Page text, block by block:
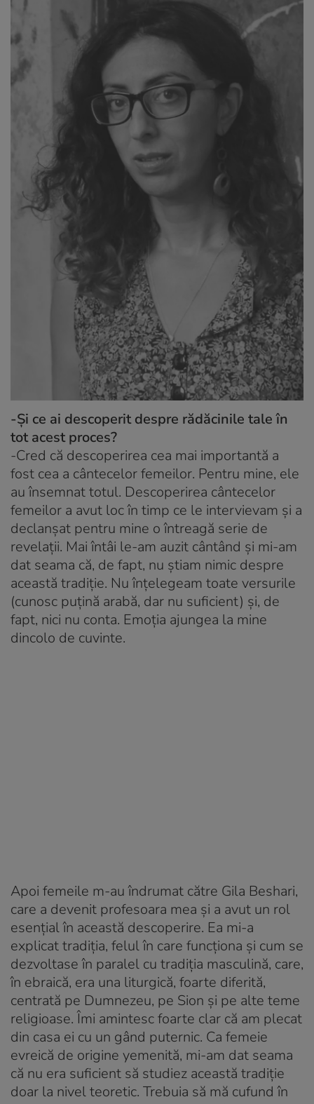
-Și ce ai descoperit despre rădăcinile tale în
tot acest proces?
-Cred că descoperirea cea mai importantă a
fost cea a cântecelor femeilor. Pentru mine, ele
au însemnat totul. Descoperirea cântecelor
femeilor a avut loc în timp ce le intervievam și a
declanșat pentru mine o întreagă serie de
revelații. Mai întâi le-am auzit cântând și mi-am
dat seama că, de fapt, nu știam nimic despre
această tradiție. Nu înțelegeam toate versurile
(cunosc puțină arabă, dar nu suficient) și, de
fapt, nici nu conta. Emoția ajungea la mine
dincolo de cuvinte.
Apoi femeile m-au îndrumat către Gila Beshari,
care a devenit profesoara mea și a avut un rol
esențial în această descoperire. Ea mi-a
explicat tradiția, felul în care funcționa și cum se
dezvoltase în paralel cu tradiția masculină, care,
în ebraică, era una liturgică, foarte diferită,
centrată pe Dumnezeu, pe Sion și pe alte teme
religioase. Îmi amintesc foarte clar că am plecat
din casa ei cu un gând puternic. Ca femeie
evreică de origine yemenită, mi-am dat seama
că nu era suficient să studiez această tradiție
doar la nivel teoretic. Trebuia să mă cufund în